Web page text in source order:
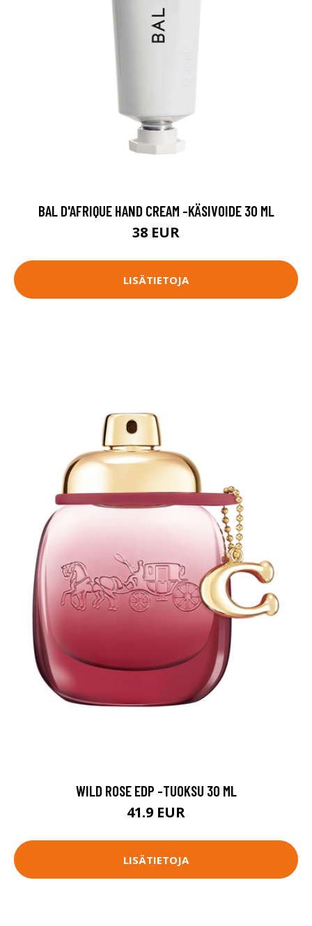
BAL D'AFRIQUE HAND CREAM -KÄSIVOIDE 30 ML
38 EUR
LISÄTIETOJA
WILD ROSE EDP -TUOKSU 30 ML
41.9 EUR
LISÄTIETOJA